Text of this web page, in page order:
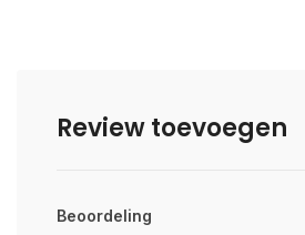
Review toevoegen
Beoordeling